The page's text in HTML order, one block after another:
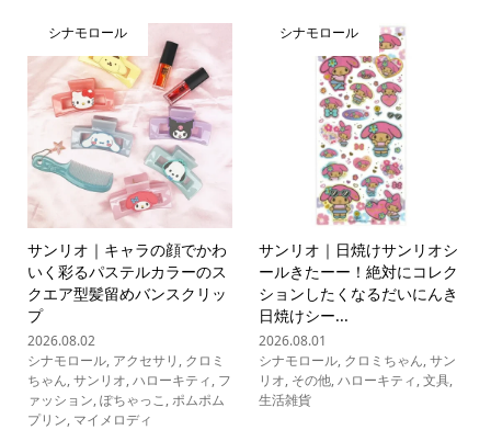
シナモロール
サンリオ｜キャラの顔でかわ
いく彩るパステルカラーのス
クエア型髪留めバンスクリッ
プ
2026.08.02
シナモロール, アクセサリ , クロミ
ちゃん,サンリオ,ハローキティ, フ
ァッション,ぽちゃっこ ,ポムポム
プリン, マイメロディ
シナモロール
サンリオ｜日焼けサンリオシ
ールきたーー！絶対にコレク
ションしたくなるだいにんき
日焼けシー...
2026.08.01
シナモロール, クロミちゃん,サン
リオ, その他,ハローキティ,文具,
生活雑貨